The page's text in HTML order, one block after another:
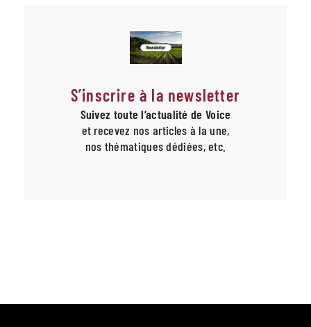
S’inscrire à la newsletter
Suivez toute l’actualité de Voice
et recevez nos articles à la une,
nos thématiques dédiées, etc.